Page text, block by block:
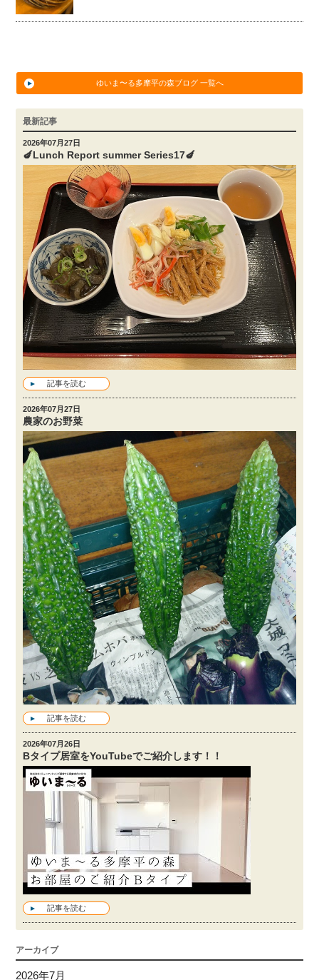
ゆいま〜る多摩平の森ブログ 一覧へ
最新記事
2026年07月27日
🍆Lunch Report summer Series17🍆
記事を読む
2026年07月27日
農家のお野菜
記事を読む
2026年07月26日
Bタイプ居室をYouTubeでご紹介します！！
記事を読む
アーカイブ
2026年7月